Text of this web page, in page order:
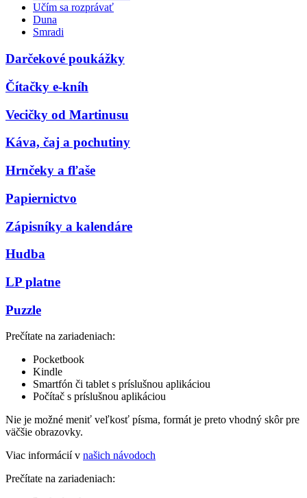
Učím sa rozprávať
Duna
Smradi
Darčekové poukážky
Čítačky e-kníh
Vecičky od Martinusu
Káva, čaj a pochutiny
Hrnčeky a fľaše
Papiernictvo
Zápisníky a kalendáre
Hudba
LP platne
Puzzle
Prečítate na zariadeniach:
Pocketbook
Kindle
Smartfón či tablet s príslušnou aplikáciou
Počítač s príslušnou aplikáciou
Nie je možné meniť veľkosť písma, formát je preto vhodný skôr pre
väčšie obrazovky.
Viac informácií v našich návodoch
Prečítate na zariadeniach: